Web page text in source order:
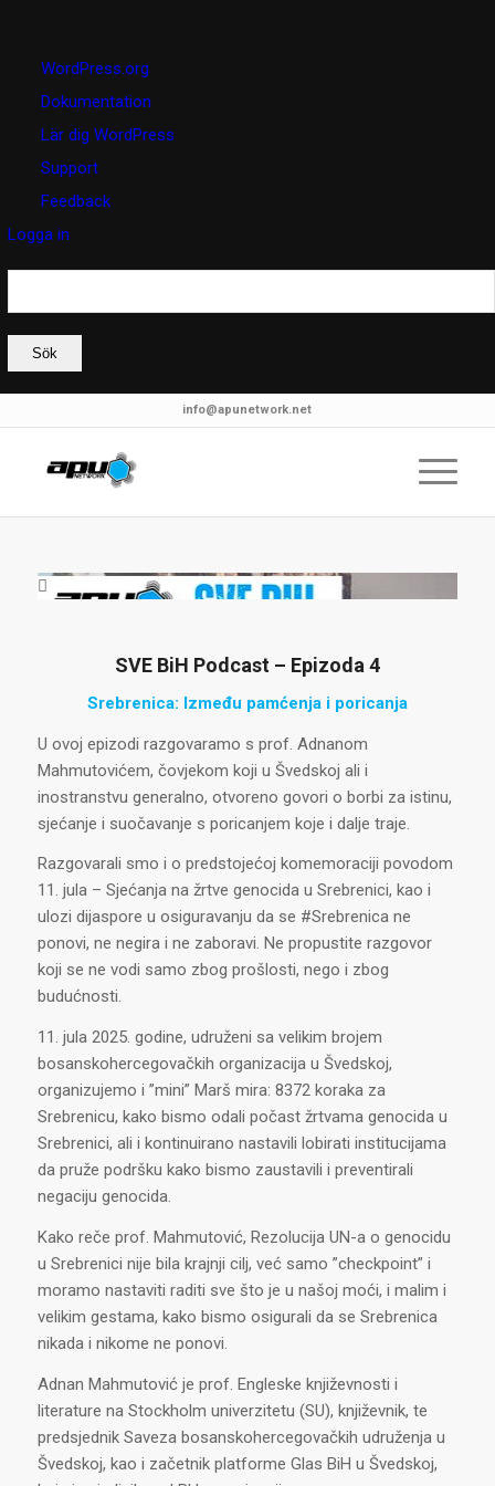
WordPress
WordPress.org
Dokumentation
Lär dig WordPress
Support
Feedback
Logga in
Sök
info@apunetwork.net
SVE BiH Podcast – Epizoda 4
Srebrenica: Između pamćenja i poricanja
U ovoj epizodi razgovaramo s prof. Adnanom
Mahmutovićem, čovjekom koji u Švedskoj ali i
inostranstvu generalno, otvoreno govori o borbi za istinu,
sjećanje i suočavanje s poricanjem koje i dalje traje.
Razgovarali smo i o predstojećoj komemoraciji povodom
11. jula – Sjećanja na žrtve genocida u Srebrenici, kao i
ulozi dijaspore u osiguravanju da se #Srebrenica ne
ponovi, ne negira i ne zaboravi. Ne propustite razgovor
koji se ne vodi samo zbog prošlosti, nego i zbog
budućnosti.
11. jula 2025. godine, udruženi sa velikim brojem
bosanskohercegovačkih organizacija u Švedskoj,
organizujemo i ”mini” Marš mira: 8372 koraka za
Srebrenicu, kako bismo odali počast žrtvama genocida u
Srebrenici, ali i kontinuirano nastavili lobirati institucijama
da pruže podršku kako bismo zaustavili i preventirali
negaciju genocida.
Kako reče prof. Mahmutović, Rezolucija UN-a o genocidu
u Srebrenici nije bila krajnji cilj, već samo ”checkpoint” i
moramo nastaviti raditi sve što je u našoj moći, i malim i
velikim gestama, kako bismo osigurali da se Srebrenica
nikada i nikome ne ponovi.
Adnan Mahmutović je prof. Engleske književnosti i
literature na Stockholm univerzitetu (SU), književnik, te
predsjednik Saveza bosanskohercegovačkih udruženja u
Švedskoj, kao i začetnik platforme Glas BiH u Švedskoj,